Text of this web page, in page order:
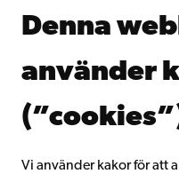
Denna
använder
Vi använder kakor för att
Kontinuerligt
Gå med i Åbo
Intranätet